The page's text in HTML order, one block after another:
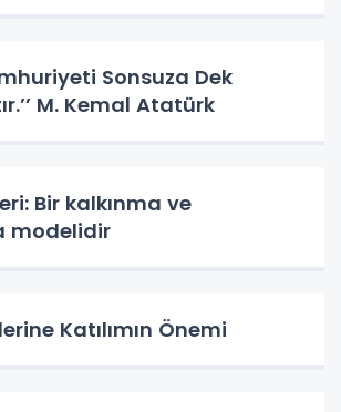
Sonsuza Dek
M. Kemal Atatürk
Bir kalkınma ve
modelidir
Katılımın Önemi